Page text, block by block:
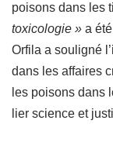
poisons dans les
toxicologie » a
Orfila a souligné
dans les affaires
les poisons dans
lier science et